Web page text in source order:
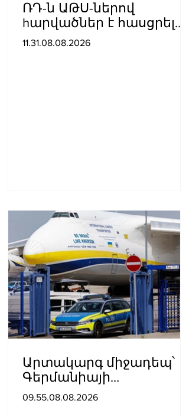
ՌԴ-ն ԱԹՍ-ներով
hարվածներ է հասցրել
Կիևին․ կան զnhեր
11.31.08.08.2026
Արտակարգ միջադեպ՝
Գերմանիայի
օդանավակայանում․
09.55.08.08.2026